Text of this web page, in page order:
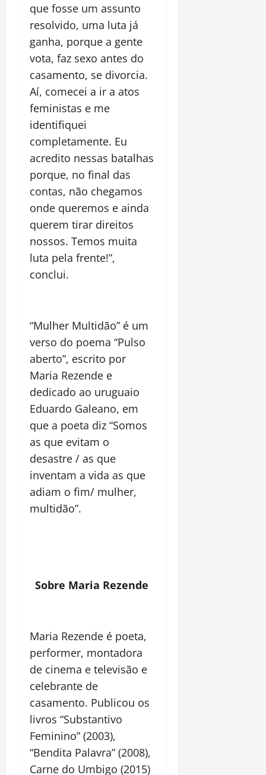
que fosse um assunto
resolvido, uma luta já
ganha, porque a gente
vota, faz sexo antes do
casamento, se divorcia.
Aí, comecei a ir a atos
feministas e me
identifiquei
completamente. Eu
acredito nessas batalhas
porque, no final das
contas, não chegamos
onde queremos e ainda
querem tirar direitos
nossos. Temos muita
luta pela frente!”,
conclui.
“Mulher Multidão” é um
verso do poema “Pulso
aberto”, escrito por
Maria Rezende e
dedicado ao uruguaio
Eduardo Galeano, em
que a poeta diz “Somos
as que evitam o
desastre / as que
inventam a vida as que
adiam o fim/ mulher,
multidão”.
Sobre Maria Rezende
Maria Rezende é poeta,
performer, montadora
de cinema e televisão e
celebrante de
casamento. Publicou os
livros “Substantivo
Feminino” (2003),
“Bendita Palavra” (2008),
Carne do Umbigo (2015)